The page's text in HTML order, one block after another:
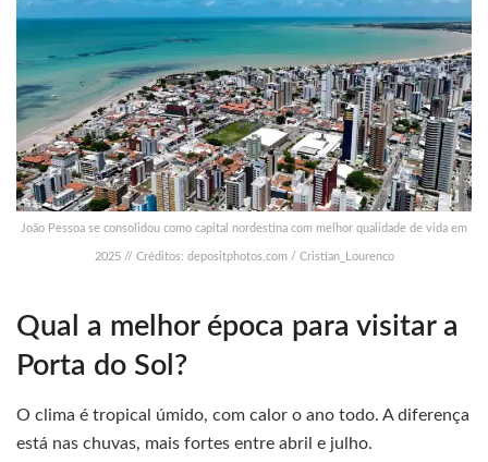
João Pessoa se consolidou como capital nordestina com melhor qualidade de vida em
2025 // Créditos: depositphotos.com / Cristian_Lourenco
Qual a melhor época para visitar a
Porta do Sol?
O clima é tropical úmido, com calor o ano todo. A diferença
está nas chuvas, mais fortes entre abril e julho.